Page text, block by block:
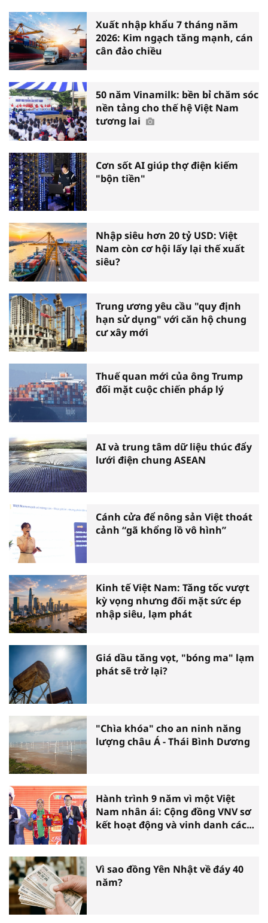
Xuất nhập khẩu 7 tháng năm
2026: Kim ngạch tăng mạnh, cán
cân đảo chiều
50 năm Vinamilk: bền bỉ chăm sóc
nền tảng cho thế hệ Việt Nam
tương lai
Cơn sốt AI giúp thợ điện kiếm
"bộn tiền"
Nhập siêu hơn 20 tỷ USD: Việt
Nam còn cơ hội lấy lại thế xuất
siêu?
Trung ương yêu cầu "quy định
hạn sử dụng" với căn hộ chung
cư xây mới
Thuế quan mới của ông Trump
đối mặt cuộc chiến pháp lý
AI và trung tâm dữ liệu thúc đẩy
lưới điện chung ASEAN
Cánh cửa để nông sản Việt thoát
cảnh “gã khổng lồ vô hình”
Kinh tế Việt Nam: Tăng tốc vượt
kỳ vọng nhưng đối mặt sức ép
nhập siêu, lạm phát
Giá dầu tăng vọt, "bóng ma" lạm
phát sẽ trở lại?
"Chìa khóa" cho an ninh năng
lượng châu Á - Thái Bình Dương
Hành trình 9 năm vì một Việt
Nam nhân ái: Cộng đồng VNV sơ
kết hoạt động và vinh danh các
Vì sao đồng Yên Nhật về đáy 40
năm?